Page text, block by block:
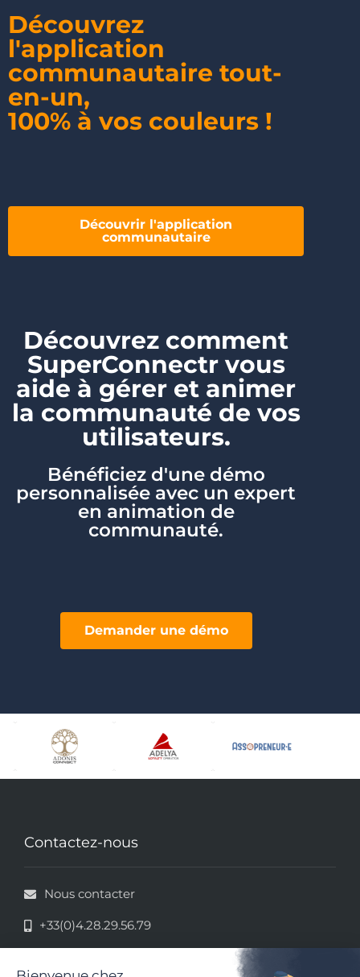
Découvrez
l'application
communautaire tout-
en-un,
100% à vos couleurs !
Découvrir l'application
communautaire
Découvrez comment
SuperConnectr vous
aide à gérer et animer
la communauté de vos
utilisateurs.
Bénéficiez d'une démo
personnalisée avec un expert
en animation de
communauté.
Demander une démo
Contactez-nous
Nous contacter
+33(0)4.28.29.56.79
33 rue de la République - 69002 Lyon